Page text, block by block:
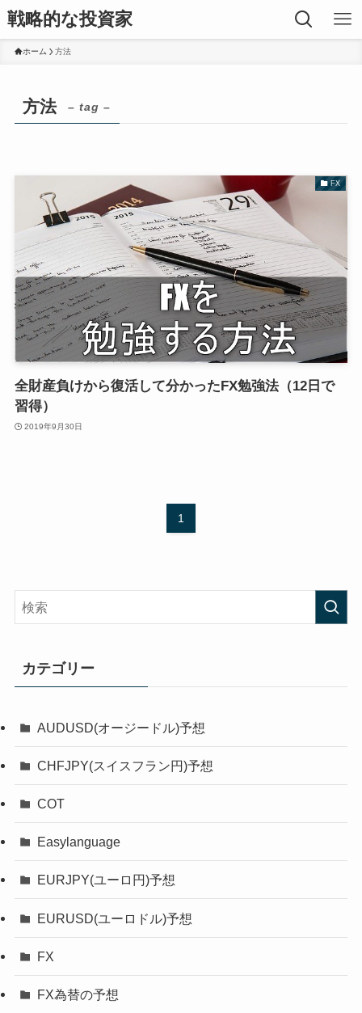
戦略的な投資家
ホーム 方法
方法 – tag –
FX
全財産負けから復活して分かったFX勉強法（12日で
習得）
2019年9月30日
1
カテゴリー
AUDUSD(オージードル)予想
CHFJPY(スイスフラン円)予想
COT
Easylanguage
EURJPY(ユーロ円)予想
EURUSD(ユーロドル)予想
FX
FX為替の予想